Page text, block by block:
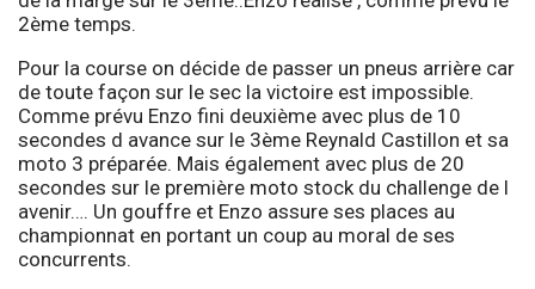
2ème temps.
Pour la course on décide de passer un pneus arrière car
de toute façon sur le sec la victoire est impossible.
Comme prévu Enzo fini deuxième avec plus de 10
secondes d avance sur le 3ème Reynald Castillon et sa
moto 3 préparée. Mais également avec plus de 20
secondes sur le première moto stock du challenge de l
avenir…. Un gouffre et Enzo assure ses places au
championnat en portant un coup au moral de ses
concurrents.